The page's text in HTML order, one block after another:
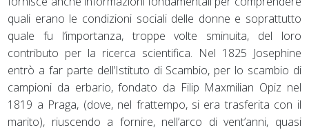
quali erano le condizioni sociali delle donne e soprattutto
quale fu l’importanza, troppe volte sminuita, del loro
contributo per la ricerca scientifica. Nel 1825 Josephine
entrò a far parte dell’Istituto di Scambio, per lo scambio di
campioni da erbario, fondato da Filip Maxmilian Opiz nel
1819 a Praga, (dove, nel frattempo, si era trasferita con il
marito), riuscendo a fornire, nell’arco di vent’anni, quasi